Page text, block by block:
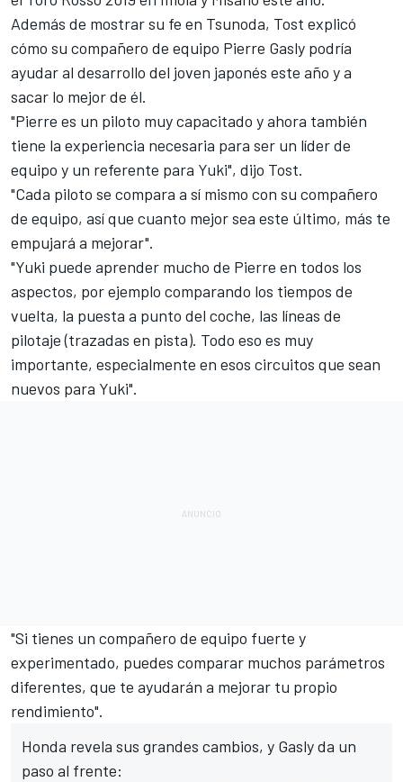
Además de mostrar su fe en Tsunoda, Tost explicó
cómo su compañero de equipo Pierre Gasly podría
ayudar al desarrollo del joven japonés este año y a
sacar lo mejor de él.
"Pierre es un piloto muy capacitado y ahora también
tiene la experiencia necesaria para ser un líder de
equipo y un referente para Yuki", dijo Tost.
"Cada piloto se compara a sí mismo con su compañero
de equipo, así que cuanto mejor sea este último, más te
empujará a mejorar".
"Yuki puede aprender mucho de Pierre en todos los
aspectos, por ejemplo comparando los tiempos de
vuelta, la puesta a punto del coche, las líneas de
pilotaje (trazadas en pista). Todo eso es muy
importante, especialmente en esos circuitos que sean
nuevos para Yuki".
"Si tienes un compañero de equipo fuerte y
experimentado, puedes comparar muchos parámetros
diferentes, que te ayudarán a mejorar tu propio
rendimiento".
Honda revela sus grandes cambios, y Gasly da un
paso al frente: